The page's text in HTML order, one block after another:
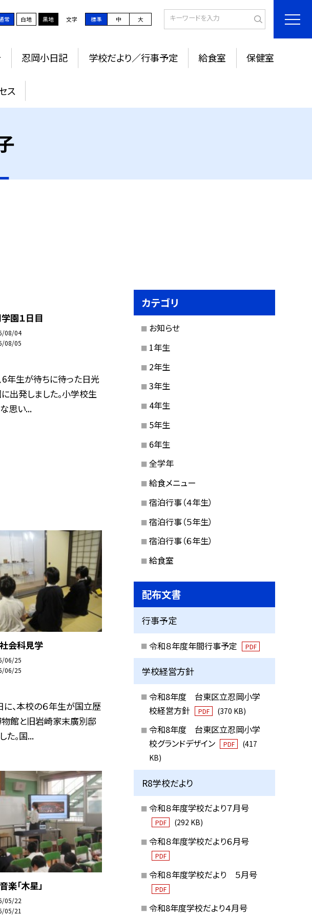
常 白地 黒地 文字 標準 中 大
忍岡小日記 学校だより／行事予定 給食室 保健室
ス
園１日目
08/04
08/05
6年生が待ちに待った日光
出発しました。小学校生
思い...
会科見学
06/25
06/25
に、本校の６年生が国立歴
館と旧岩崎家末廣別邸
た。国...
「木星」
05/22
05/21
カテゴリ
お知らせ
1年生
2年生
3年生
4年生
5年生
6年生
全学年
給食メニュー
宿泊行事（４年生）
宿泊行事（５年生）
宿泊行事（６年生）
給食室
配布文書
行事予定
令和８年度年間行事予定 PDF
学校経営方針
令和8年度 台東区立忍岡小学
校経営方針
PDF (370 KB)
令和8年度 台東区立忍岡小学
校グランドデザイン
PDF
(417
KB)
R8学校だより
令和８年度学校だより７月号
PDF (292 KB)
令和８年度学校だより６月号
PDF
令和８年度学校だより ５月号
PDF
令和8年度学校だより４月号